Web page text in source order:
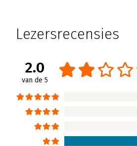
dat het continue
om succesvol te
zo goed, als men
uit zijn boek 'The
Lezersrecensies
2.0
van de 5